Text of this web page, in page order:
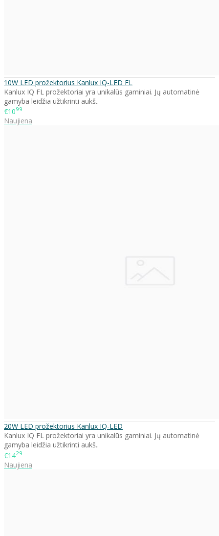
10W LED prožektorius Kanlux IQ-LED FL
Kanlux IQ FL prožektoriai yra unikalūs gaminiai. Jų automatinė
gamyba leidžia užtikrinti aukš..
€1099
Naujiena
20W LED prožektorius Kanlux IQ-LED
Kanlux IQ FL prožektoriai yra unikalūs gaminiai. Jų automatinė
gamyba leidžia užtikrinti aukš..
€1429
Naujiena